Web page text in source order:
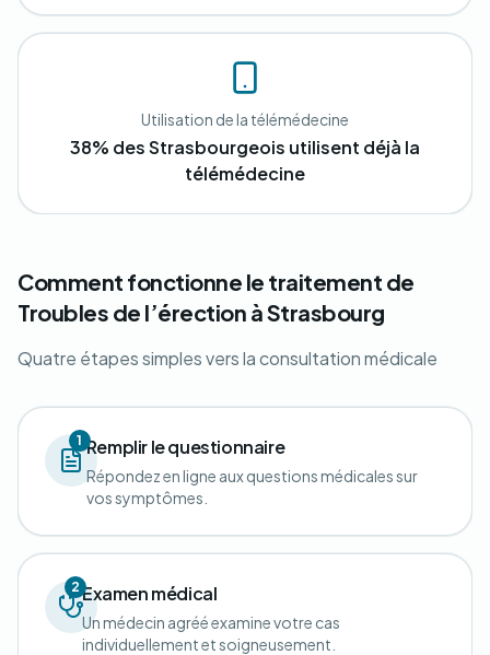
Utilisation de la télémédecine
38% des Strasbourgeois utilisent déjà la
télémédecine
Comment fonctionne le traitement de
Troubles de l’érection à Strasbourg
Quatre étapes simples vers la consultation médicale
1 Remplir le questionnaire
Répondez en ligne aux questions médicales sur
vos symptômes.
2Examen médical
Un médecin agréé examine votre cas
individuellement et soigneusement.